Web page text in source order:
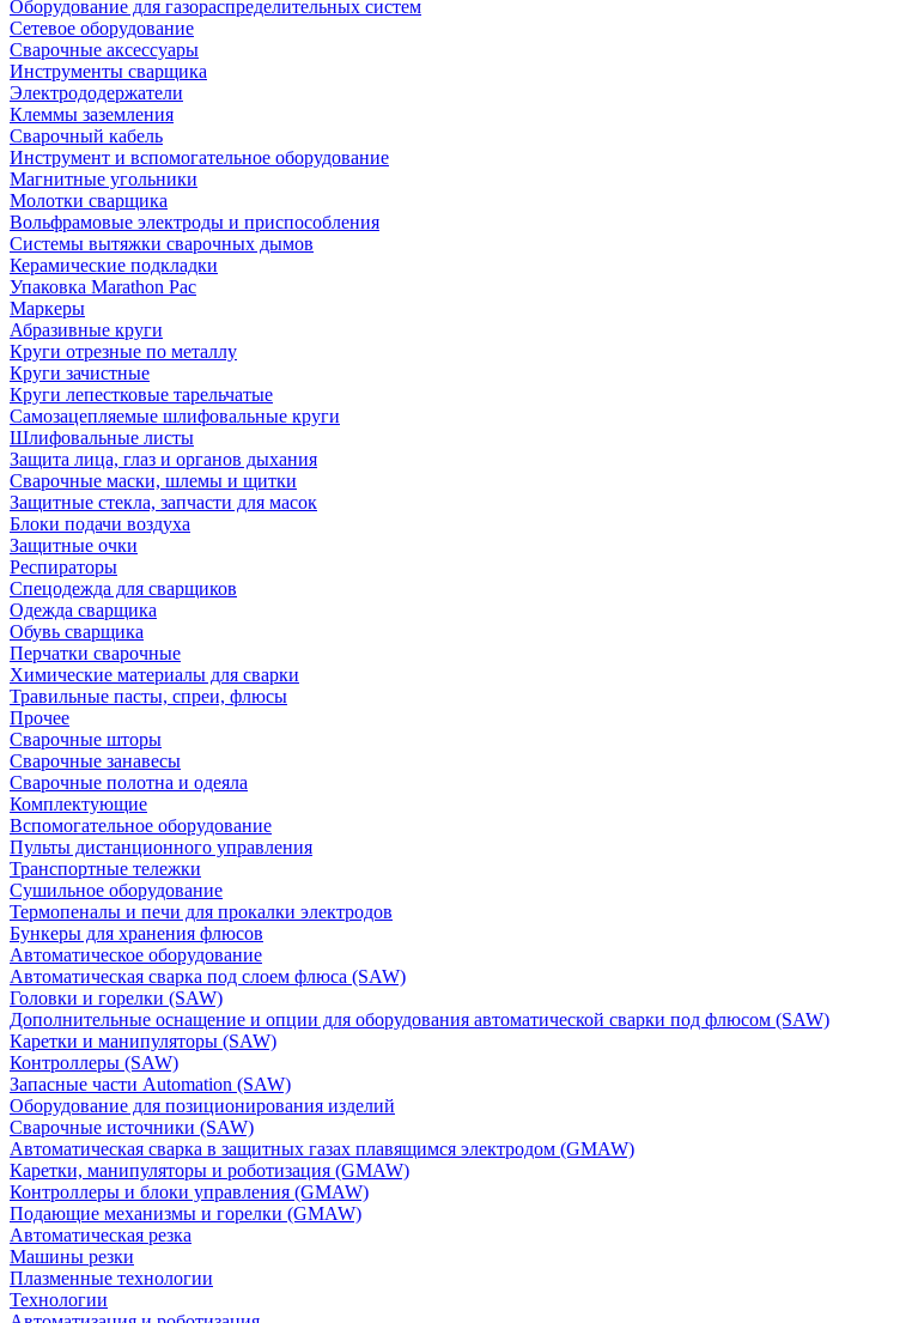
Оборудование для газораспределительных систем
Сетевое оборудование
Сварочные аксессуары
Инструменты сварщика
Электрододержатели
Клеммы заземления
Сварочный кабель
Инструмент и вспомогательное оборудование
Магнитные угольники
Молотки сварщика
Вольфрамовые электроды и приспособления
Системы вытяжки сварочных дымов
Керамические подкладки
Упаковка Marathon Pac
Маркеры
Абразивные круги
Круги отрезные по металлу
Круги зачистные
Круги лепестковые тарельчатые
Самозацепляемые шлифовальные круги
Шлифовальные листы
Защита лица, глаз и органов дыхания
Сварочные маски, шлемы и щитки
Защитные стекла, запчасти для масок
Блоки подачи воздуха
Защитные очки
Респираторы
Спецодежда для сварщиков
Одежда сварщика
Обувь сварщика
Перчатки сварочные
Химические материалы для сварки
Травильные пасты, спреи, флюсы
Прочее
Сварочные шторы
Сварочные занавесы
Сварочные полотна и одеяла
Комплектующие
Вспомогательное оборудование
Пульты дистанционного управления
Транспортные тележки
Сушильное оборудование
Термопеналы и печи для прокалки электродов
Бункеры для хранения флюсов
Автоматическое оборудование
Автоматическая сварка под слоем флюса (SAW)
Головки и горелки (SAW)
Дополнительные оснащение и опции для оборудования автоматической сварки под флюсом (SAW)
Каретки и манипуляторы (SAW)
Контроллеры (SAW)
Запасные части Automation (SAW)
Оборудование для позиционирования изделий
Сварочные источники (SAW)
Автоматическая сварка в защитных газах плавящимся электродом (GMAW)
Каретки, манипуляторы и роботизация (GMAW)
Контроллеры и блоки управления (GMAW)
Подающие механизмы и горелки (GMAW)
Автоматическая резка
Машины резки
Плазменные технологии
Технологии